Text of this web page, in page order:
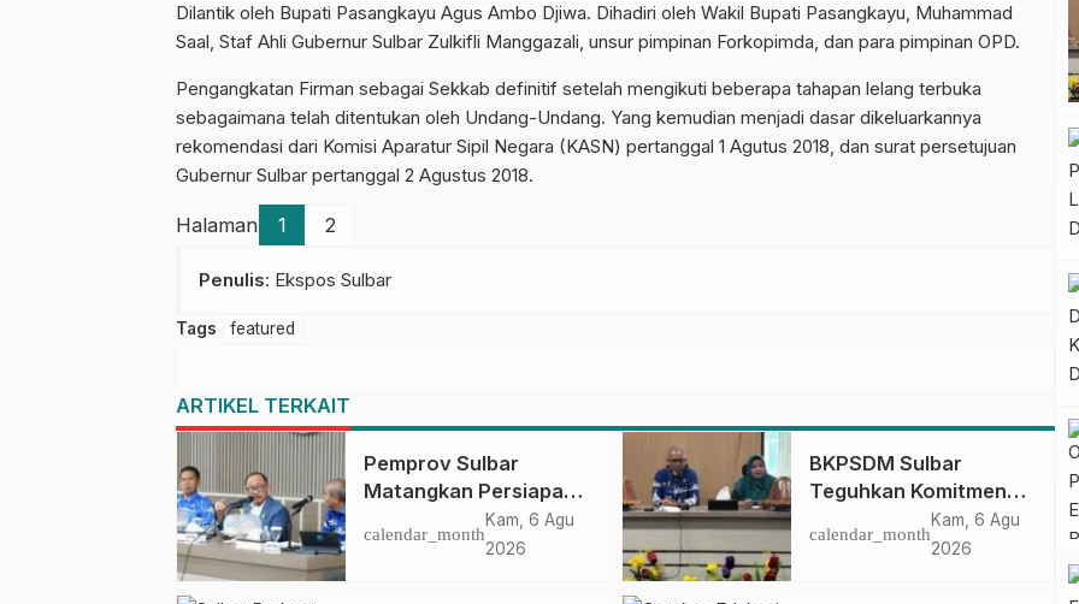
Dilantik oleh Bupati Pasangkayu Agus Ambo Djiwa. Dihadiri oleh Wakil Bupati Pasangkayu, Muhammad
Saal, Staf Ahli Gubernur Sulbar Zulkifli Manggazali, unsur pimpinan Forkopimda, dan para pimpinan OPD.
Pengangkatan Firman sebagai Sekkab definitif setelah mengikuti beberapa tahapan lelang terbuka
sebagaimana telah ditentukan oleh Undang-Undang. Yang kemudian menjadi dasar dikeluarkannya
rekomendasi dari Komisi Aparatur Sipil Negara (KASN) pertanggal 1 Agutus 2018, dan surat persetujuan
Gubernur Sulbar pertanggal 2 Agustus 2018.
Halaman 1 2
Penulis: Ekspos Sulbar
Tags featured
ARTIKEL TERKAIT
Pemprov Sulbar
Matangkan Persiapan
HUT Ke-81 RI, Puncak
Upacara di Lapangan
calendar_month
Kam, 6 Agu
2026
BKPSDM Sulbar
Teguhkan Komitmen
Pengembangan
Kompetensi ASN
calendar_month
Kam, 6 Agu
2026